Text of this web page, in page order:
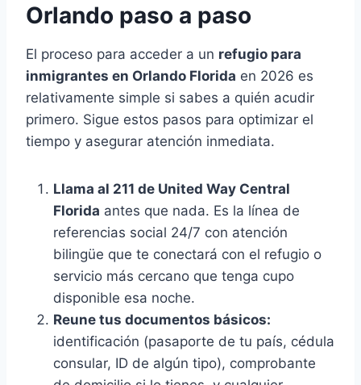
Orlando paso a paso
El proceso para acceder a un refugio para
inmigrantes en Orlando Florida en 2026 es
relativamente simple si sabes a quién acudir
primero. Sigue estos pasos para optimizar el
tiempo y asegurar atención inmediata.
Llama al 211 de United Way Central
Florida antes que nada. Es la línea de
referencias social 24/7 con atención
bilingüe que te conectará con el refugio o
servicio más cercano que tenga cupo
disponible esa noche.
Reune tus documentos básicos:
identificación (pasaporte de tu país, cédula
consular, ID de algún tipo), comprobante